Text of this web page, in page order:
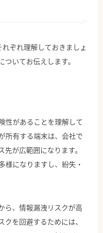
ぞれ理解しておきましょ
いてお伝えします。
性があることを理解して
所有する端末は、会社で
が広範囲になります。
様になりますし、紛失・
ら、情報漏洩リスクが高
を回避するためには、